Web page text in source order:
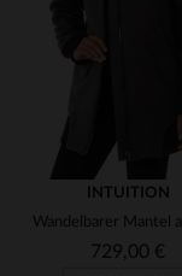
(1)
INTUITION
729,00 €